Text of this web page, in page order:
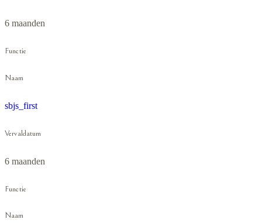
6 maanden
Functie
Naam
sbjs_first
Vervaldatum
6 maanden
Functie
Naam